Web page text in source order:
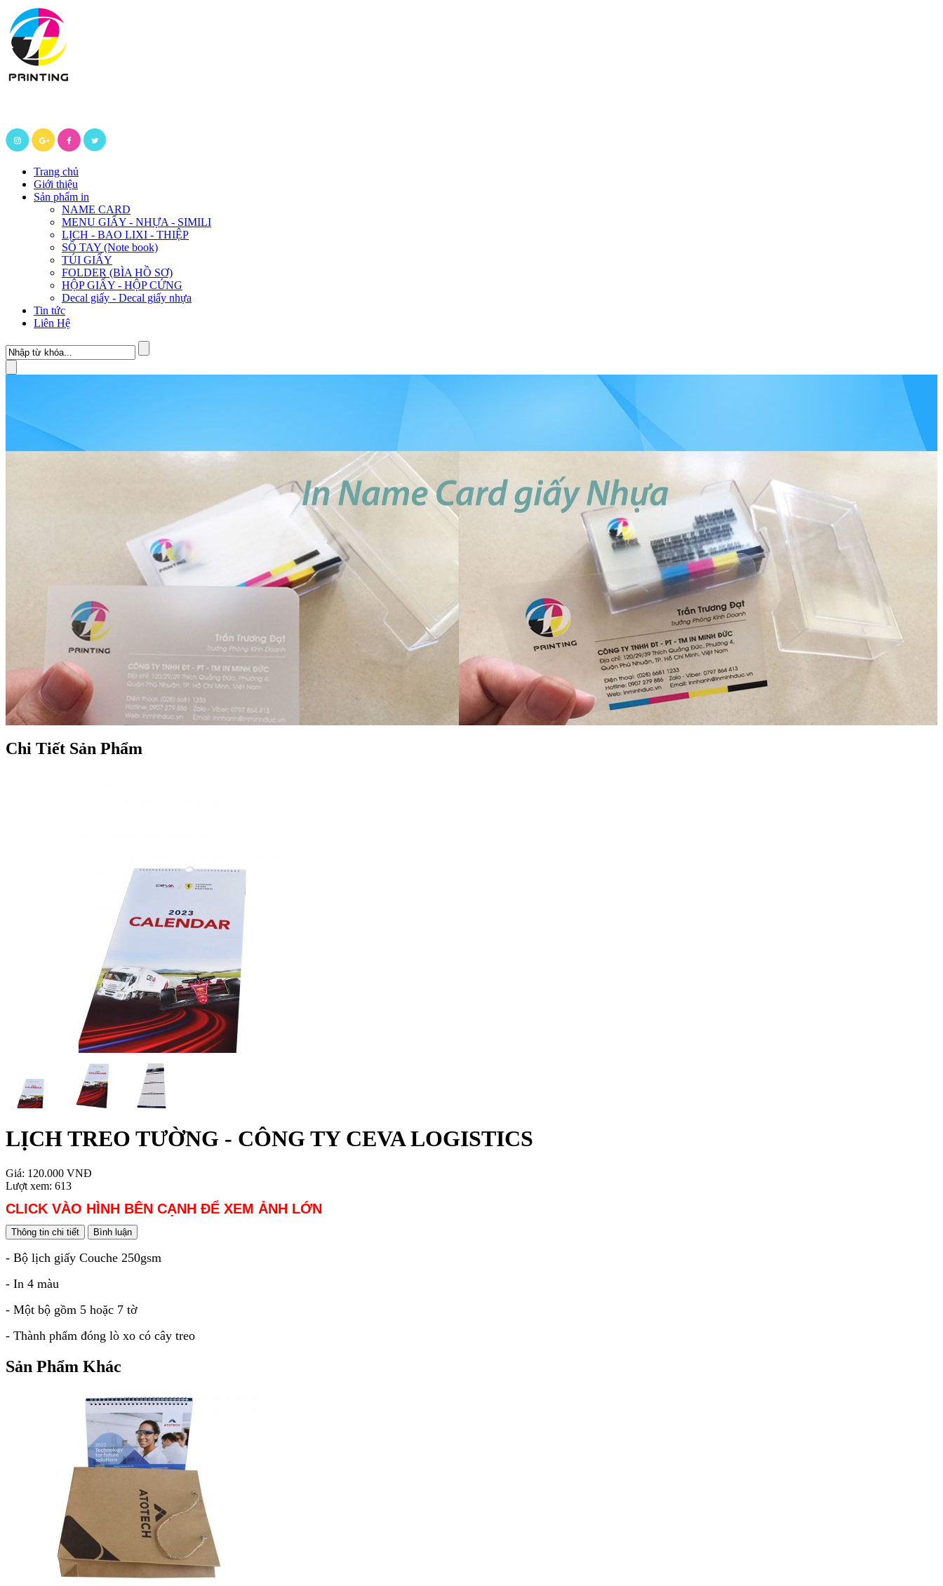
Trang chủ
Giới thiệu
Sản phẩm in
NAME CARD
MENU GIẤY - NHỰA - SIMILI
LỊCH - BAO LIXI - THIỆP
SỔ TAY (Note book)
TÚI GIẤY
FOLDER (BÌA HỒ SƠ)
HỘP GIẤY - HỘP CỨNG
Decal giấy - Decal giấy nhựa
Tin tức
Liên Hệ
Chi Tiết Sản Phẩm
LỊCH TREO TƯỜNG - CÔNG TY CEVA LOGISTICS
Giá: 120.000 VNĐ
Lượt xem: 613
CLICK VÀO HÌNH BÊN CẠNH ĐỂ XEM ẢNH LỚN
Thông tin chi tiết Bình luận
- Bộ lịch giấy Couche 250gsm
- In 4 màu
- Một bộ gồm 5 hoặc 7 tờ
- Thành phẩm đóng lò xo có cây treo
Sản Phẩm Khác